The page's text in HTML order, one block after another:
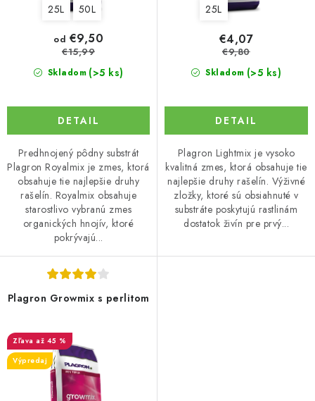
25L 50L
Skladom (>5 ks)
od €9,50
€15,99
DETAIL
Predhnojený pôdny substrát
Plagron Royalmix je zmes, ktorá
obsahuje tie najlepšie druhy
rašelín. Royalmix obsahuje
starostlivo vybranú zmes
organických hnojív, ktoré
pokrývajú...
25L
Skladom (>5 ks)
€4,07
€9,80
DETAIL
Plagron Lightmix je vysoko
kvalitná zmes, ktorá obsahuje tie
najlepšie druhy rašelín. Výživné
zložky, ktoré sú obsiahnuté v
substráte poskytujú rastlinám
dostatok živín pre prvý...
Plagron Growmix s perlitom
až 45 %
Výpredaj